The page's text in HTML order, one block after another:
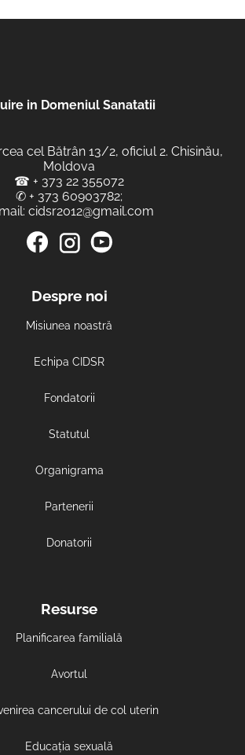
in Domeniul Sanatatii
cel Bătrân 13/2, oficiul 2. Chisinău,
Moldova
☎ + 373 22 355072
✆ + 373 60903782;
cidsr2012@gmail.com
Despre noi
Misiunea noastră
Echipa CIDSR
Fondatorii
Statutul
Organigrama
Partenerii
Donatorii
Resurse
Planificarea familială
Avortul
cancerului de col uterin
Educația sexuală